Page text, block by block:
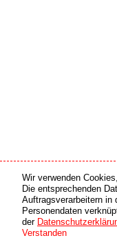
Medien Partner
copyright © 2026 by swiss
Wir verwenden
Die entsprechenden
Auftragsverarbeitern in
Personendaten
der
Verstanden